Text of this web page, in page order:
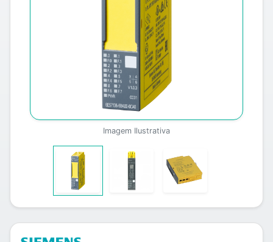
Imagem Ilustrativa